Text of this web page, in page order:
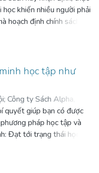
Viêm Phương (hiệu đính)
khiến nhiều người phải
hoạch định chính sách,
lý đại học, cho đến cha
khủng hoảng giáo dục.
năng nhận diện vấn đề,
pháp cho vấn đề (thay
chữa cho nó), giới nghiên
dục đại học Mỹ không
giải pháp để cải thiện
giữ vững vị trí hàng đầu
dục. Và công trình
nỗ lực theo hướng đó.
học tập như
Công ty Sách Alpha
;Vũ Thạch (dịch);Mai
(hiệu đính); Quỳnh Chi
quyết giúp bạn có được
pháp học tập và
Đạt tới trạng thái học
thu kiến thức dễ dàng;
tập của bản thân; phát